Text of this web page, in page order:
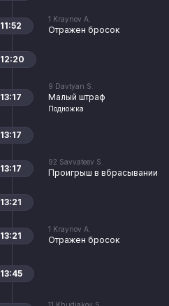
1 Kraynov A.
Отражен бросок
11:52
12:20
9 Davtyan S.
Малый штраф
Подножка
13:17
13:17
92 Savvateev S.
Проигрыш в вбрасывании
13:17
13:21
1 Kraynov A.
Отражен бросок
13:21
13:45